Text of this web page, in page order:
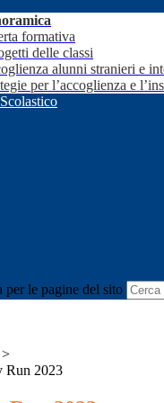
formativa
delle classi
alunni stranieri e
per l’accoglienza e
per le pagine del sito
>
Run 2023